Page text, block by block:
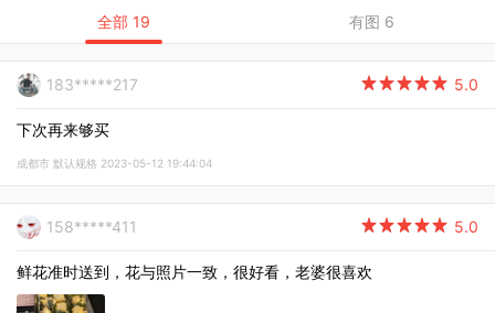
183*****217 5.0

下次再来够买
成都市 默认规格 2023-05-12 19:44:04
158*****411 5.0

鲜花准时送到，花与照片一致，很好看，老婆很喜欢
全部 19 有图 6